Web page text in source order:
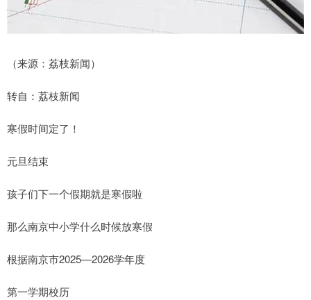
（来源：荔枝新闻）
转自：荔枝新闻
寒假时间定了！
元旦结束
孩子们下一个假期就是寒假啦
那么南京中小学什么时候放寒假
根据南京市2025—2026学年度
第一学期校历